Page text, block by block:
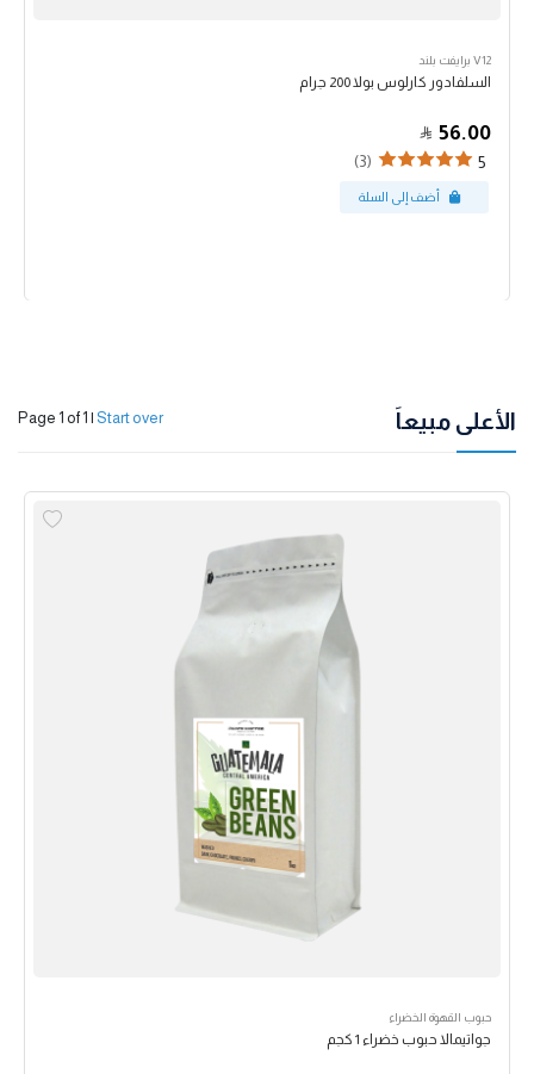
V12 برايفت بلند
السلفادور كارلوس بولا 200 جرام
56.00
5
(3)
الأعلى مبيعاً Page 1 of 1 | Start over
حبوب القهوة الخضراء
جواتيمالا حبوب خضراء 1 كجم